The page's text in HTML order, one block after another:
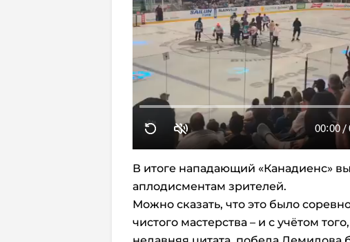
В итоге нападающий «Канадиенс»
аплодисментам зрителей.
Можно сказать, что это было
чистого мастерства – и с учётом